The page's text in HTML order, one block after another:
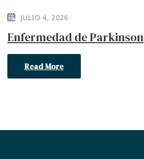
JULIO 4, 2026
Enfermedad de Parkinson
Read More